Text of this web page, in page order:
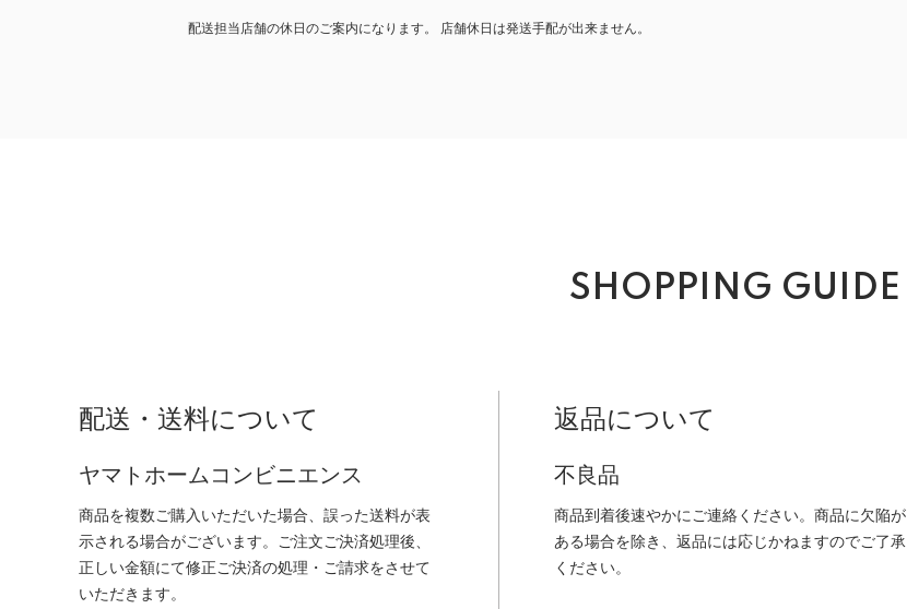
配送担当店舗の休日のご案内になります。 店舗休日は発送手配が出来ません。
SHOPPING GUIDE
配送・送料について
ヤマトホームコンビニエンス
商品を複数ご購入いただいた場合、誤った送料が表
示される場合がございます。ご注文ご決済処理後、
正しい金額にて修正ご決済の処理・ご請求をさせて
いただきます。
返品について
不良品
商品到着後速やかにご連絡ください。商品に欠陥が
ある場合を除き、返品には応じかねますのでご了承
ください。